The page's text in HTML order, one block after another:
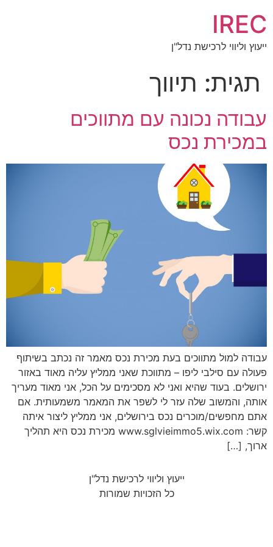
IREC
ייעוץ וליווי לרכישת נדל"ן
תגית: תיווך
עבודה נכונה עם מתווכים
במכירת נכס
עבודה למול מתווכים בעת מכירת נכס מאמר זה נכתב בשיתוף
פעולה עם סילבי ליפו – מתווכת שאני ממליץ עליה מאוד באזור
ירושלים. בעוד שהיא ואני לא מסכימים על הכל, אני מאוד מעריך
אותה, והמשוב שלה עזר לי לשפר את המאמר משמעותית. אם
אתם מחפשים/מוכרים נכס בירושלים, אני ממליץ ליצור איתה
קשר: www.sglvieimmo5.wix.com מכירת נכס היא תהליך
ארוך, […]
ייעוץ וליווי לרכישת נדל"ן
כל הזכויות שמורות